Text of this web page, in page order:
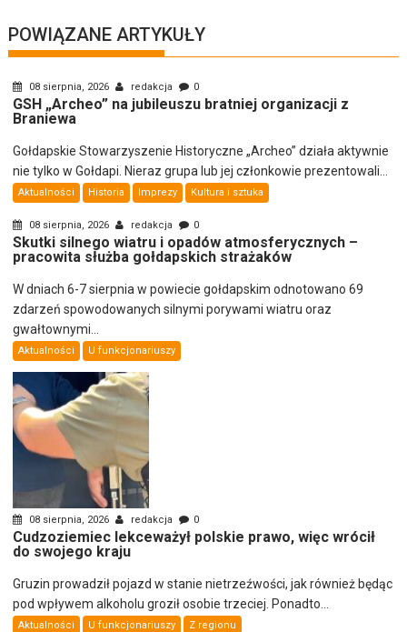
POWIĄZANE ARTYKUŁY
08 sierpnia, 2026 redakcja 0
GSH „Archeo” na jubileuszu bratniej organizacji z
Braniewa
Gołdapskie Stowarzyszenie Historyczne „Archeo” działa aktywnie
nie tylko w Gołdapi. Nieraz grupa lub jej członkowie prezentowali...
Aktualności Historia Imprezy Kultura i sztuka
08 sierpnia, 2026 redakcja 0
Skutki silnego wiatru i opadów atmosferycznych –
pracowita służba gołdapskich strażaków
W dniach 6-7 sierpnia w powiecie gołdapskim odnotowano 69
zdarzeń spowodowanych silnymi porywami wiatru oraz
gwałtownymi...
Aktualności U funkcjonariuszy
08 sierpnia, 2026 redakcja 0
Cudzoziemiec lekceważył polskie prawo, więc wrócił
do swojego kraju
Gruzin prowadził pojazd w stanie nietrzeźwości, jak również będąc
pod wpływem alkoholu groził osobie trzeciej. Ponadto...
Aktualności U funkcjonariuszy Z regionu